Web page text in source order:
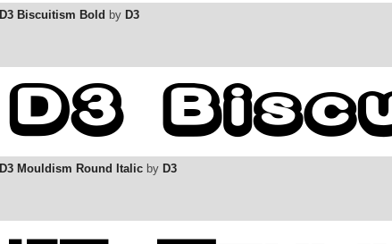
D3 Biscuitism Bold by D3
D3 Mouldism Round Italic by D3